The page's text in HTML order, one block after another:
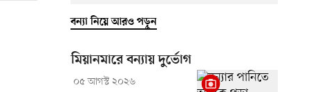
বন্যা নিয়ে আরও পড়ুন
মিয়ানমারে বন্যায় দুর্ভোগ
০৫ আগস্ট ২০২৬